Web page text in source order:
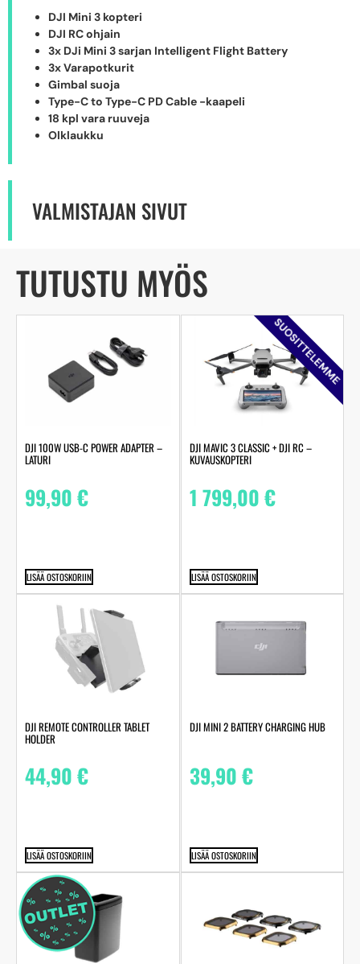
DJI Mini 3 kopteri
DJI RC ohjain
3x DJi Mini 3 sarjan Intelligent Flight Battery
3x Varapotkurit
Gimbal suoja
Type-C to Type-C PD Cable -kaapeli
18 kpl vara ruuveja
Olklaukku
VALMISTAJAN SIVUT
TUTUSTU MYÖS
DJI 100W USB-C POWER ADAPTER –
LATURI
99,90€
LISÄÄ OSTOSKORIIN
SUOSITTELEMME
DJI MAVIC 3 CLASSIC + DJI RC –
KUVAUSKOPTERI
1 799,00€
LISÄÄ OSTOSKORIIN
DJI REMOTE CONTROLLER TABLET
HOLDER
44,90€
LISÄÄ OSTOSKORIIN
DJI MINI 2 BATTERY CHARGING HUB
39,90€
LISÄÄ OSTOSKORIIN